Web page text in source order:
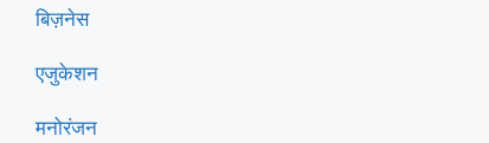
बिज़नेस
एजुकेशन
मनोरंजन